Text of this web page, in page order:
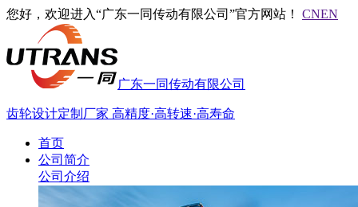
您好，欢迎进入“广东一同传动有限公司”官方网站！ CNEN
广东一同传动有限公司
齿轮设计定制厂家 高精度·高转速·高寿命
首页
公司简介
公司介绍